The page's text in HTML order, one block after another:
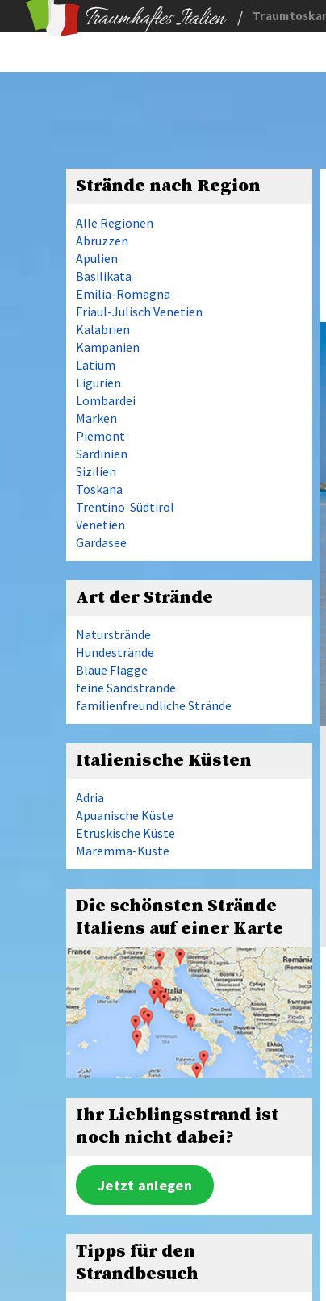
/
Strände nach Region
Alle Regionen
Abruzzen
Apulien
Basilikata
Emilia-Romagna
Friaul-Julisch Venetien
Kalabrien
Kampanien
Latium
Ligurien
Lombardei
Marken
Piemont
Sardinien
Sizilien
Toskana
Trentino-Südtirol
Venetien
Gardasee
Art der Strände
Naturstrände
Hundestrände
Blaue Flagge
feine Sandstrände
familienfreundliche Strände
Italienische Küsten
Adria
Apuanische Küste
Etruskische Küste
Maremma-Küste
Die schönsten Strände
Italiens auf einer Karte
Ihr Lieblingsstrand ist
noch nicht dabei?
Jetzt anlegen
Tipps für den
Strandbesuch